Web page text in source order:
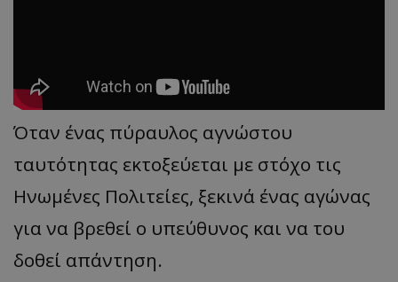
Όταν ένας πύραυλος αγνώστου
ταυτότητας εκτοξεύεται με στόχο τις
Ηνωμένες Πολιτείες, ξεκινά ένας αγώνας
για να βρεθεί ο υπεύθυνος και να του
δοθεί απάντηση.